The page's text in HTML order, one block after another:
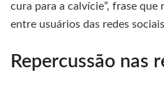
cura para a calvície”, frase
entre usuários das redes
Repercussão nas